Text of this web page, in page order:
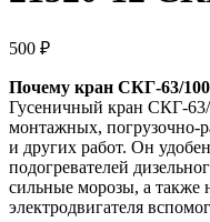
500 ₽
Почему кран СКГ-63/100
Гусеничный кран СКГ-63/
монтажных, погрузочно-
и других работ. Он
подогревателей
сильные морозы, а также
электродвигателя